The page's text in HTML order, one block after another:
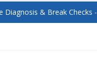
Diagnosis & Break Checks -